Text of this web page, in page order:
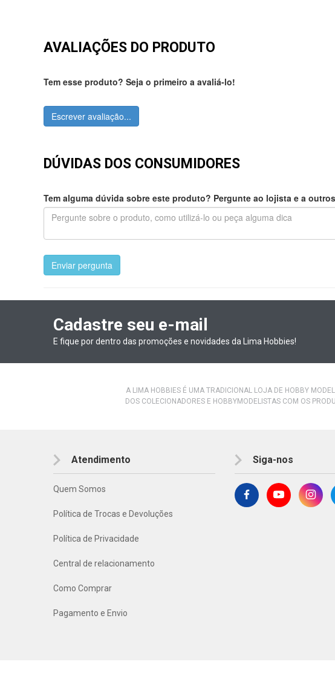
AVALIAÇÕES DO PRODUTO
Tem esse produto? Seja o primeiro a avaliá-lo!
Escrever avaliação...
DÚVIDAS DOS CONSUMIDORES
Tem alguma dúvida sobre este produto? Pergunte ao lojista e a
Enviar pergunta
Cadastre seu e-mail
E fique por dentro das promoções e novidades da Lima Hobbies!
A LIMA HOBBIES É UMA TRADICIONAL LOJA DE HOBBY
DOS COLECIONADORES E HOBBYMODELISTAS COM OS
Atendimento
Quem Somos
Política de Trocas e Devoluções
Política de Privacidade
Central de relacionamento
Como Comprar
Pagamento e Envio
Siga-nos